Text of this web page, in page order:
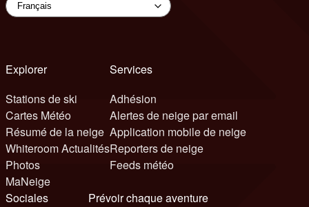
Explorer
Stations de ski
Cartes Météo
Résumé de la neige
Whiteroom Actualités
Photos
MaNeige
Services
Adhésion
Alertes de neige par email
Application mobile de neige
Reporters de neige
Feeds météo
Sociales
Prévoir chaque aventure